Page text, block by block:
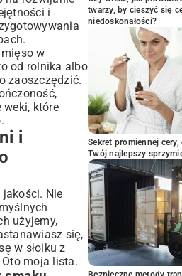
i
.
w
od rolnika albo
zaoszczędzić.
weki, które
i
Nie
użyjemy,
się,
w słoiku z
moja lista.
twarzy, by cieszyć się
niedoskonałości?
Sekret promiennej
Twój najlepszy